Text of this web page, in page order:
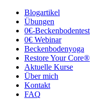
Blogartikel
Übungen
0€-Beckenbodentest
0€ Webinar
Beckenbodenyoga
Restore Your Core®
Aktuelle Kurse
Über mich
Kontakt
FAQ